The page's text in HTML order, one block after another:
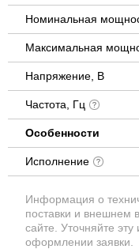
Номинальная
Максимальная
Напряжение, В
Частота, Гц
Особенности
Исполнение
Информация о
поставки и внешнем
сайте. Уточняйте
оформлении заявки.